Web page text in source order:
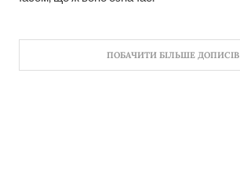
ПОБАЧИТИ БІЛЬШЕ ДОПИСІВ